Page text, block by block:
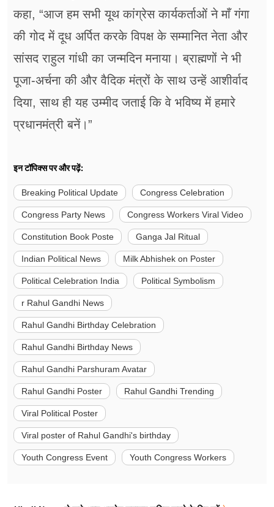
कहा, “आज हम सभी यूथ कांग्रेस कार्यकर्ताओं ने माँ गंगा
की गोद में दूध अर्पित करके विपक्ष के सम्मानित नेता और
सांसद राहुल गांधी का जन्मदिन मनाया। ब्राह्मणों ने भी
पूजा-अर्चना की और वैदिक मंत्रों के साथ उन्हें आशीर्वाद
दिया, साथ ही यह उम्मीद जताई कि वे भविष्य में हमारे
प्रधानमंत्री बनें।”
इन टॉपिक्स पर और पढ़ें:
Breaking Political Update Congress Celebration
Congress Party News Congress Workers Viral Video
Constitution Book Poste Ganga Jal Ritual
Indian Political News Milk Abhishek on Poster
Political Celebration India Political Symbolism
r Rahul Gandhi News
Rahul Gandhi Birthday Celebration
Rahul Gandhi Birthday News
Rahul Gandhi Parshuram Avatar
Rahul Gandhi Poster Rahul Gandhi Trending
Viral Political Poster
Viral poster of Rahul Gandhi's birthday
Youth Congress Event Youth Congress Workers